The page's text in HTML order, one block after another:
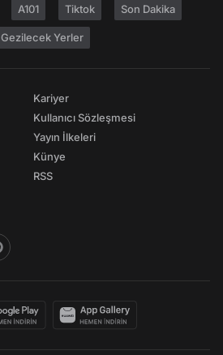
A101 Tiktok Son Dakika
Gezilecek Yerler
Kariyer
Kullanıcı Sözleşmesi
Yayın İlkeleri
Künye
RSS